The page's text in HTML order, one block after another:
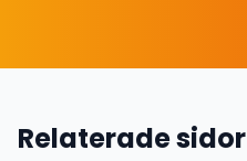
Relaterade sidor